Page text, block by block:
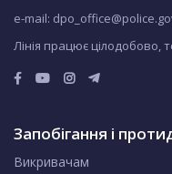
e-mail:
Лінія працює цілодобово,
Запобігання і
Викривачам